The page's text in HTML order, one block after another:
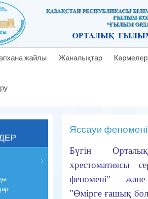
жайлы Жаналықтар Көрмелер
Яссауи феномені
Бүгін
хрестоматиясы
феномені" және
"Өмірге ғашық